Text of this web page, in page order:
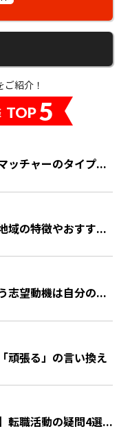
紹介！
TOP5
ッチャーのタイプ...
域の特徴やおすす...
志望動機は自分の...
頑張る」の言い換え
転職活動の疑問4選...